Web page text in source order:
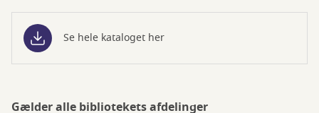
Se hele kataloget her
Gælder alle bibliotekets afdelinger